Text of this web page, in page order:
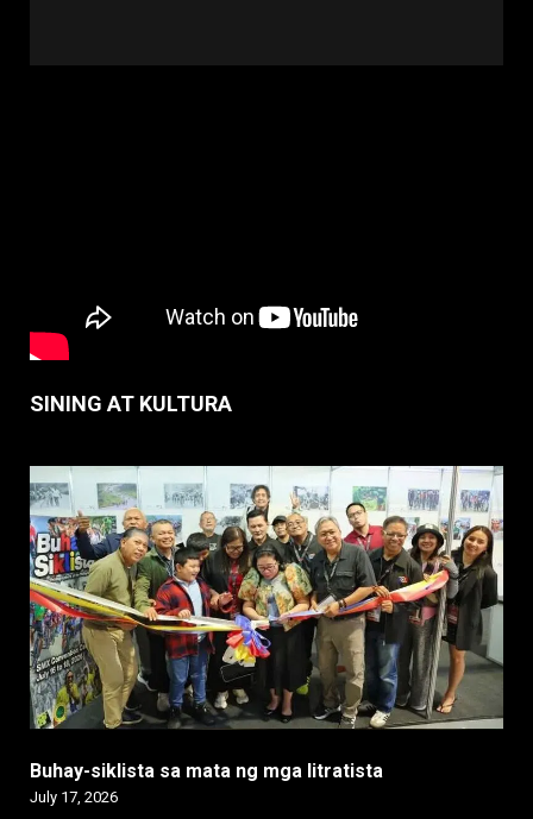
SINING AT KULTURA
Buhay-siklista sa mata ng mga litratista
July 17, 2026